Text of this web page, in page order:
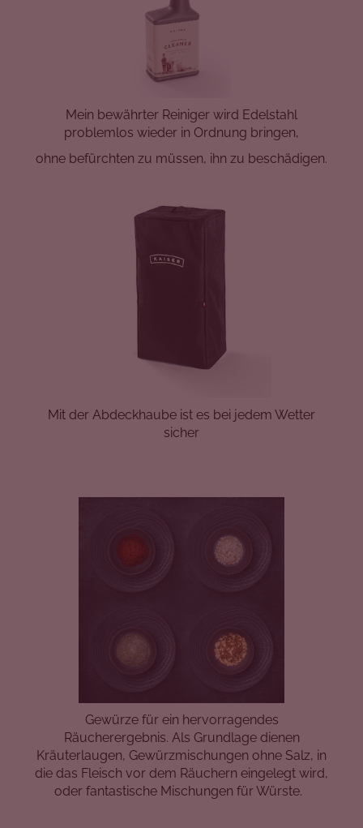
Mein bewährter Reiniger wird Edelstahl
problemlos wieder in Ordnung bringen,
ohne befürchten zu müssen, ihn zu beschädigen.
Mit der Abdeckhaube ist es bei jedem Wetter
sicher
Gewürze für ein hervorragendes
Räucherergebnis. Als Grundlage dienen
Kräuterlaugen, Gewürzmischungen ohne Salz, in
die das Fleisch vor dem Räuchern eingelegt wird,
oder fantastische Mischungen für Würste.